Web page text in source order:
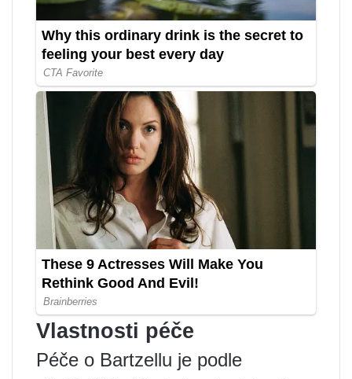
Vlastnosti péče
Péče o Bartzellu je podle